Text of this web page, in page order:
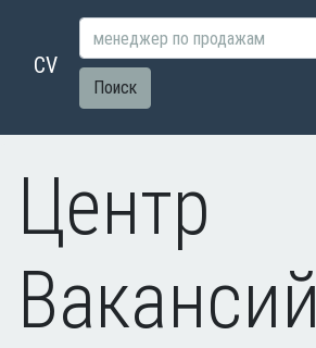
CV
Поиск
Центр
Вакансий